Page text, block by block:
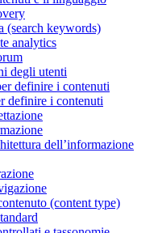
(search keywords)
analytics
degli utenti
definire i contenuti
definire i contenuti
dell’informazione
(content type)